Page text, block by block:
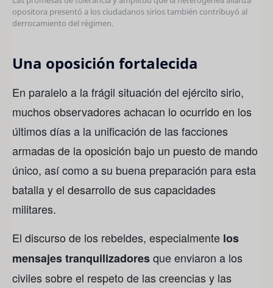
opositora presentó a los ciudadanos sirios también contribuyó al
derrocamiento del régimen.
Una oposición fortalecida
En paralelo a la frágil situación del ejército sirio,
muchos observadores achacan lo ocurrido en los
últimos días a la unificación de las facciones
armadas de la oposición bajo un puesto de mando
único, así como a su buena preparación para esta
batalla y el desarrollo de sus capacidades
militares.
El discurso de los rebeldes, especialmente los
mensajes tranquilizadoresque enviaron a los
civiles sobre el respeto de las creencias y las